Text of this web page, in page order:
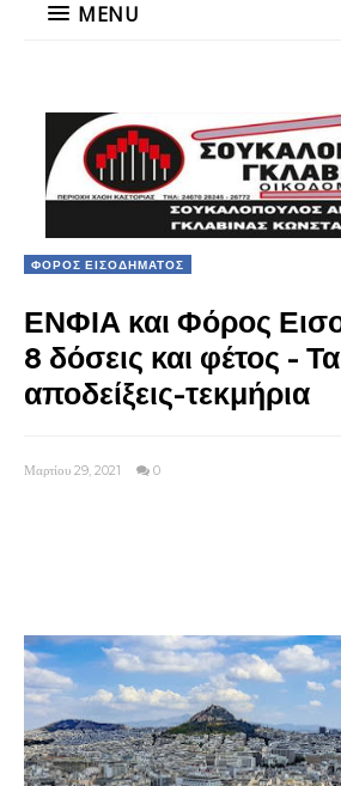
MENU
ΦΟΡΟΣ ΕΙΣΟΔΗΜΑΤΟΣ
ΕΝΦΙΑ και Φόρος
8 δόσεις και φέτος -
αποδείξεις-τεκμήρια
Μαρτίου 29, 2021 0